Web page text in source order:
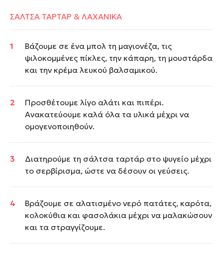
ΣΑΛΤΣΑ ΤΑΡΤΑΡ & ΛΑΧΑΝΙΚΑ
Βάζουμε σε ένα μπολ τη μαγιονέζα, τις
ψιλοκομμένες πίκλες, την κάπαρη, τη μουστάρδα
και την κρέμα λευκού βαλσαμικού.
Προσθέτουμε λίγο αλάτι και πιπέρι.
Ανακατεύουμε καλά όλα τα υλικά μέχρι να
ομογενοποιηθούν.
Διατηρούμε τη σάλτσα ταρτάρ στο ψυγείο μέχρι
το σερβίρισμα, ώστε να δέσουν οι γεύσεις.
Βράζουμε σε αλατισμένο νερό πατάτες, καρότα,
κολοκύθια και φασολάκια μέχρι να μαλακώσουν
και τα στραγγίζουμε.